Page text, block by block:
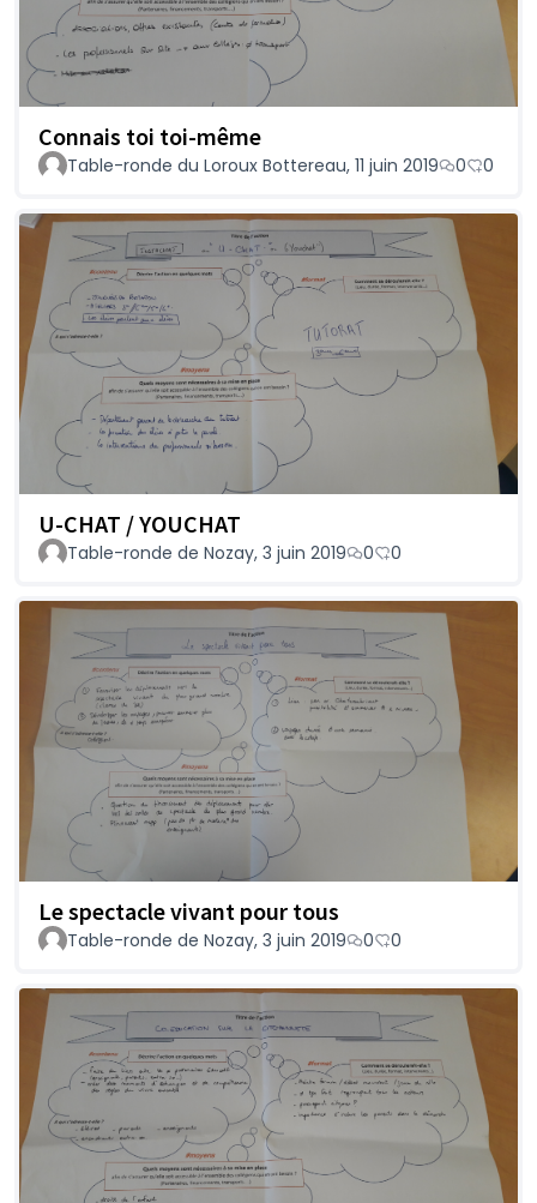
Connais toi toi-même
Table-ronde du Loroux Bottereau, 11 juin 2019 0 0
U-CHAT / YOUCHAT
Table-ronde de Nozay, 3 juin 2019 0 0
Le spectacle vivant pour tous
Table-ronde de Nozay, 3 juin 2019 0 0